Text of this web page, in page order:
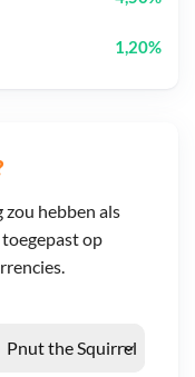
zou hebben als
op
1,20%